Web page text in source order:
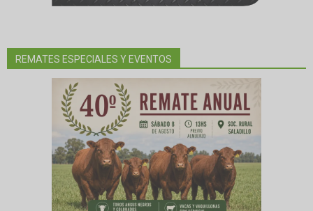
REMATES ESPECIALES Y EVENTOS